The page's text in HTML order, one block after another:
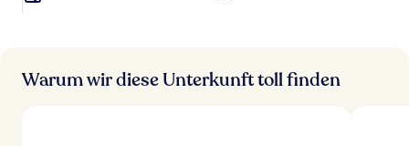
Warum wir diese Unterkunft toll finden